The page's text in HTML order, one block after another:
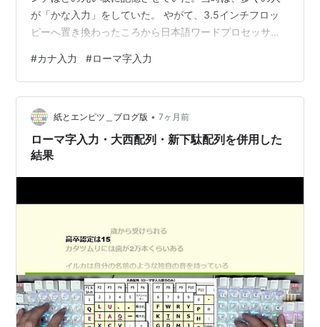
しても差し支えない。
「い」「ぃ」を除くイ段カナの後にヤ行拗音
が続く場合、綴り中の「ix」は省略しても良
例）「じょ」＝「z
ix yo」＝「zyo」
「っ」の後に子音が続く場合は、後に続く子
音の2打鍵に置き換えても良い。
小書き文字を入力する際には、大文字用の綴り
に「X」を前置する(JIS規格のX4063による)。
同じく小書き文字を入力する方法として
「L」を前置する方法が知られているが、こ
のときの挙動はJIS規格にはなく、IMによっ
て表示される文字が異なる。
この表は次の規則により表記した。
が「かな入力」をしていた。 やがて、3.5インチフロッ
ピーへ置き換わったころから日本語ワードプロセッサー
たものが出てくる。 ※富士通HPより借用 ところが、
1995年にWindows 95のパソコンが出てからはOfficeの
ワードになった。これによって一挙にローマ字入力に替
わっていく。 この四十数年間、自慢ではないが、ずうっ
と「かな入力」を使っている。 ※『小倉百人一首』多田
斉司(…
#カナ入力 #ローマ字入力
紙とエンピツ＿ブログ版 • 7ヶ月前
ローマ字入力・大西配列・新下駄配列を併用した
結果